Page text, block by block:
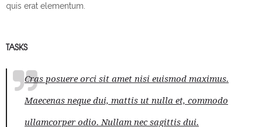
quis erat elementum.
TASKS
Cras posuere orci sit amet nisi euismod maximus.
Maecenas neque dui, mattis ut nulla et, commodo
ullamcorper odio. Nullam nec sagittis dui.